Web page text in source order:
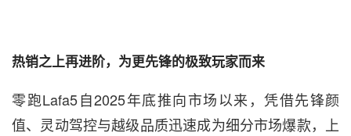
热销之上再进阶，为更先锋的极致玩家而来
零跑Lafa5自2025年底推向市场以来，凭借先锋颜
值、灵动驾控与越级品质迅速成为细分市场爆款，上